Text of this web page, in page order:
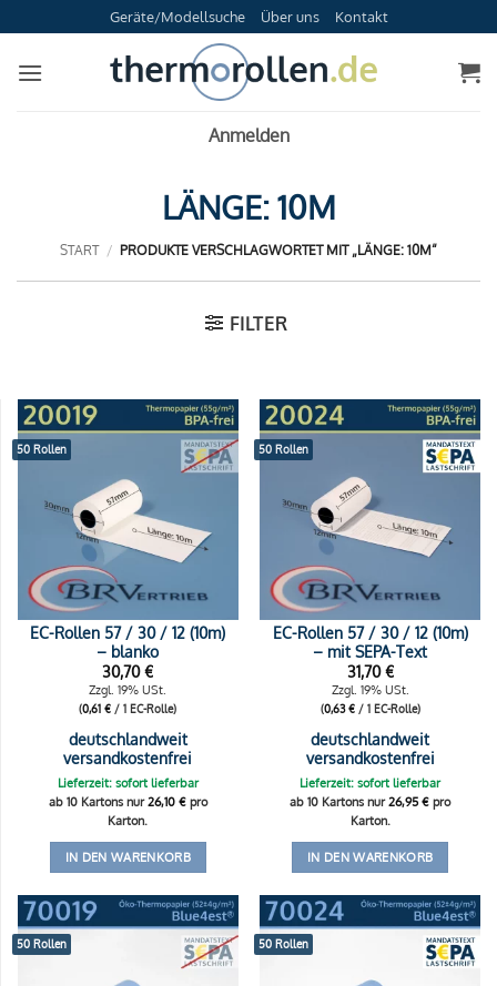
Inhalt
springen
Geräte/Modellsuche Über uns Kontakt
Anmelden
LÄNGE: 10M
START / PRODUKTE VERSCHLAGWORTET MIT „LÄNGE: 10M“
FILTER
50 Rollen
EC-Rollen 57 / 30 / 12 (10m)
– blanko
30,70€
Zzgl. 19% USt.
(0,61€ / 1 EC-Rolle)
deutschlandweit
versandkostenfrei
Lieferzeit: sofort lieferbar
ab 10 Kartons nur26,10 €pro
Karton.
IN DEN WARENKORB
50 Rollen
EC-Rollen 57 / 30 / 12 (10m)
– mit SEPA-Text
31,70€
Zzgl. 19% USt.
(0,63€/ 1 EC-Rolle)
deutschlandweit
versandkostenfrei
Lieferzeit: sofort lieferbar
ab 10 Kartons nur26,95€ pro
Karton.
IN DEN WARENKORB
50 Rollen 50 Rollen